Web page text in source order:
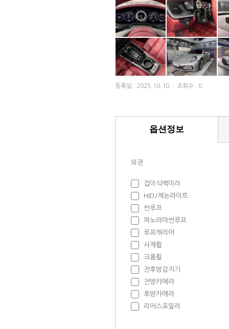
등록일 : 2025.10.10 조회수 : 0
옵션정보
외관
접이식백미러
HID/제논라이트
썬루프
파노라마썬루프
루프캐리어
사제휠
크롬휠
전후방감지기
전방카메라
후방카메라
리어스포일러